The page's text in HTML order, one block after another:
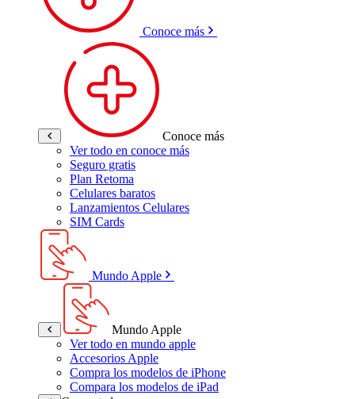
Conoce más
Conoce más
Ver todo en conoce más
Seguro gratis
Plan Retoma
Celulares baratos
Lanzamientos Celulares
SIM Cards
Mundo Apple
Mundo Apple
Ver todo en mundo apple
Accesorios Apple
Compra los modelos de iPhone
Compara los modelos de iPad